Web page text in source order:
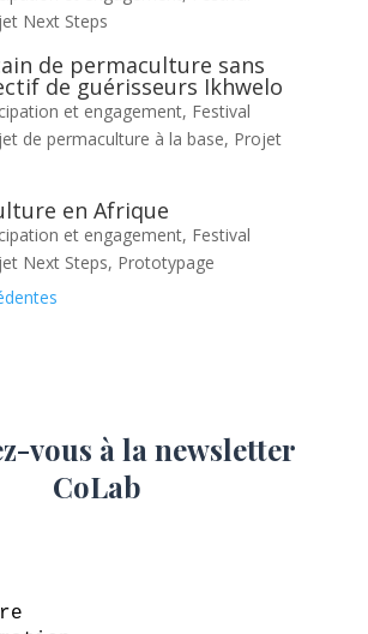
Next Steps
de permaculture sans
de guérisseurs Ikhwelo
et engagement, Festival
de permaculture à la base, Projet
en Afrique
et engagement, Festival
Next Steps, Prototypage
vous à la newsletter
CoLab